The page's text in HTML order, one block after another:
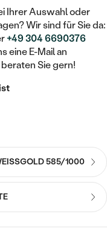
ZUM
EINFASSEN
Ihrer Auswahl oder
Wir sind für Sie da:
+49 304 6690376
eine E-Mail an
beraten Sie gern!
585/1000